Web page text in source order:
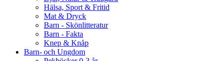
Hälsa, Sport & Fritid
Mat & Dryck
Barn - Skönlitteratur
Barn - Fakta
Knep & Knåp
Barn- och Ungdom